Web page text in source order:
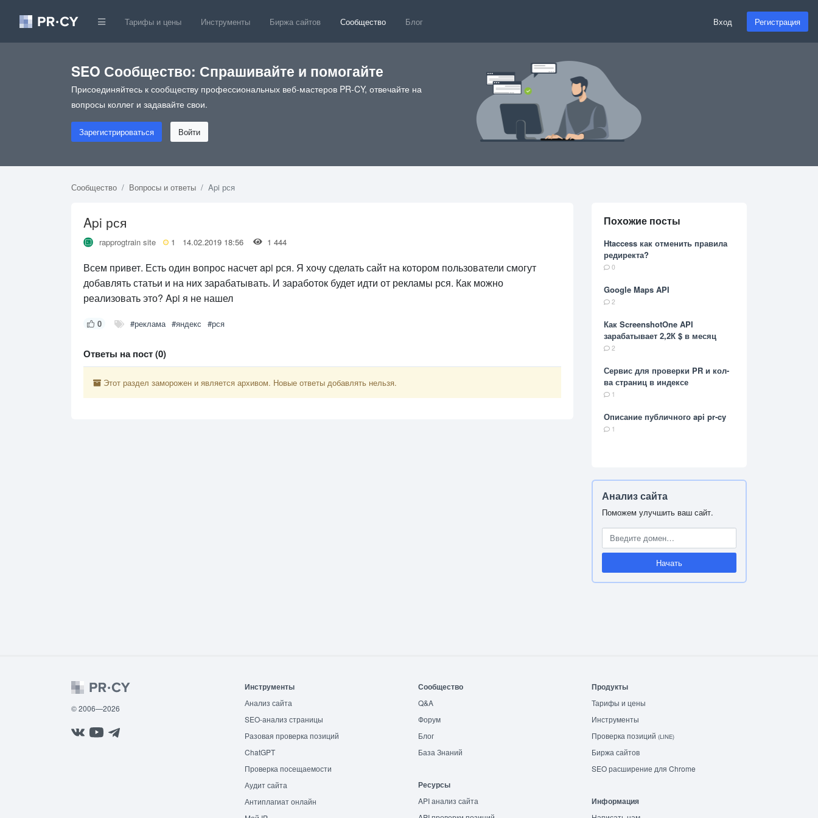
Тарифы и цены Инструменты Биржа сайтов Сообщество Блог Вход Регистрация
SEO Сообщество: Спрашивайте и помогайте
Присоединяйтесь к сообществу профессиональных веб-мастеров PR-CY, отвечайте на
вопросы коллег и задавайте свои.
Зарегистрироваться Войти
Сообщество Вопросы и ответы Api рся
Api рся
rapprogtrain site 1 14.02.2019 18:56 1 444
Всем привет. Есть один вопрос насчет api рся. Я хочу сделать сайт на котором пользователи смогут
добавлять статьи и на них зарабатывать. И заработок будет идти от рекламы рся. Как можно
реализовать это? Api я не нашел
0 #реклама #яндекс #рся
Ответы на пост (0)
Этот раздел заморожен и является архивом. Новые ответы добавлять нельзя.
Похожие посты
Htaccess как отменить правила
редиректа?
0
Google Maps API
2
Как ScreenshotOne API
зарабатывает 2,2К $ в месяц
2
Сервис для проверки PR и кол-
ва страниц в индексе
1
Описание публичного api pr-cy
1
Анализ сайта
Поможем улучшить ваш сайт.
Начать
© 2006—2026
Инструменты
Анализ сайта
SEO-анализ страницы
Разовая проверка позиций
ChatGPT
Проверка посещаемости
Аудит сайта
Антиплагиат онлайн
Сообщество
Q&A
Форум
Блог
База Знаний
Ресурсы
API анализ сайта
Продукты
Тарифы и цены
Инструменты
Проверка позиций (LINE)
Биржа сайтов
SEO расширение для Chrome
Информация